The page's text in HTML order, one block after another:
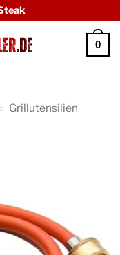
0
» Grillutensilien